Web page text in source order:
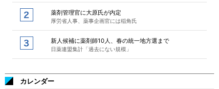
薬剤管理官に大原氏が内定
厚労省人事、薬事企画官には稲角氏
新人候補に薬剤師10人、春の統一地方選まで
日薬連盟集計「過去にない規模」
カレンダー